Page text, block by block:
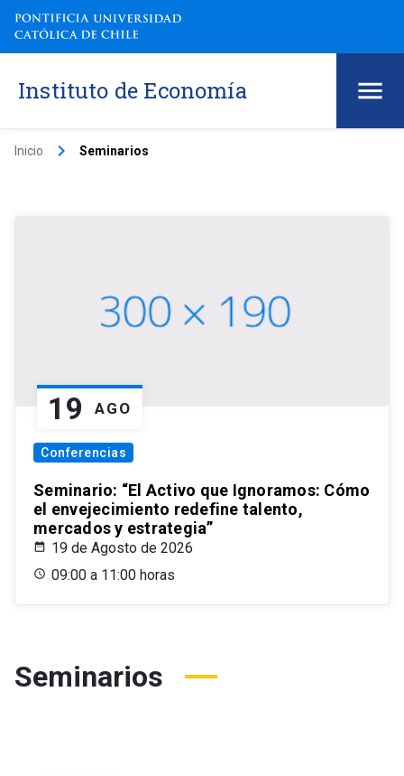
Instituto de Economía
Inicio keyboard_arrow_right Seminarios
19 AGO
Conferencias
Seminario: “El Activo que Ignoramos: Cómo
el envejecimiento redefine talento,
mercados y estrategia”
19 de Agosto de 2026
09:00 a 11:00 horas
Seminarios